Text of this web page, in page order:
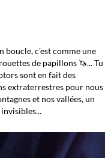
boucle, c'est comme une
de papillons 🦄... Tu
sont en fait des
extraterrestres pour nous
et nos vallées, un